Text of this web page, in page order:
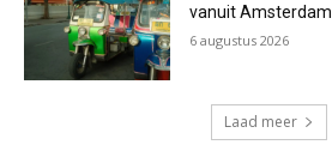
vanuit Amsterdam
6 augustus 2026
Laad meer